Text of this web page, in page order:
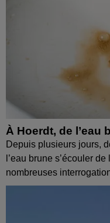
À Hoerdt, de l’eau
Depuis plusieurs jours,
l’eau brune s’écouler
nombreuses